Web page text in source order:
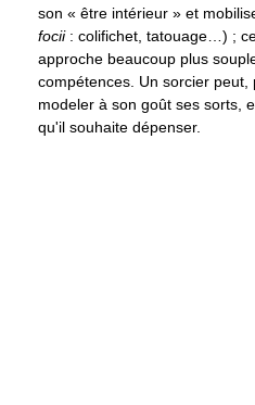
son « être intérieur » et
focii: colifichet, tatouage…) ;
approche beaucoup plus
compétences. Un sorcier peut,
modeler à son goût ses sorts,
qu'il souhaite dépenser.